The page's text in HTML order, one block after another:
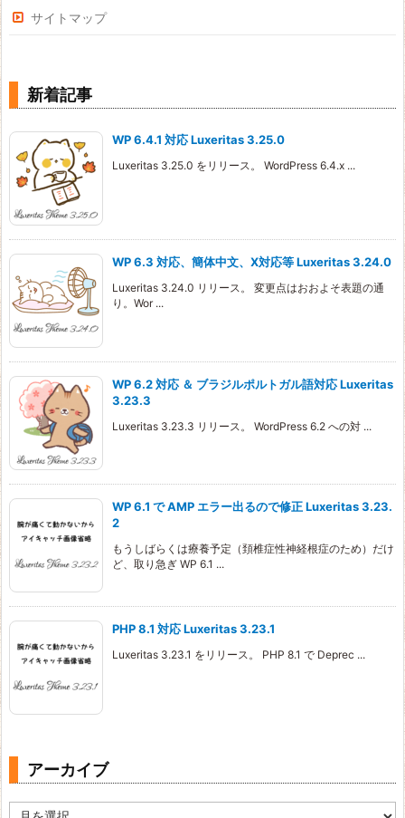
サイトマップ
新着記事
WP 6.4.1 対応 Luxeritas 3.25.0
Luxeritas 3.25.0 をリリース。 WordPress 6.4.x ...
WP 6.3 対応、簡体中文、X対応等 Luxeritas 3.24.0
Luxeritas 3.24.0 リリース。 変更点はおおよそ表題の通
り。Wor ...
WP 6.2 対応 ＆ ブラジルポルトガル語対応 Luxeritas
3.23.3
Luxeritas 3.23.3 リリース。 WordPress 6.2 への対 ...
WP 6.1 で AMP エラー出るので修正 Luxeritas 3.23.
2
もうしばらくは療養予定（頚椎症性神経根症のため）だけ
ど、取り急ぎ WP 6.1 ...
PHP 8.1 対応 Luxeritas 3.23.1
Luxeritas 3.23.1 をリリース。 PHP 8.1 で Deprec ...
アーカイブ